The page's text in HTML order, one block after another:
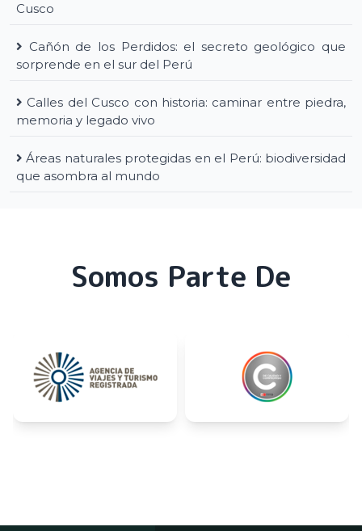
Cusco
Cañón de los Perdidos: el secreto geológico que
sorprende en el sur del Perú
Calles del Cusco con historia: caminar entre piedra,
memoria y legado vivo
Áreas naturales protegidas en el Perú: biodiversidad
que asombra al mundo
Somos Parte De